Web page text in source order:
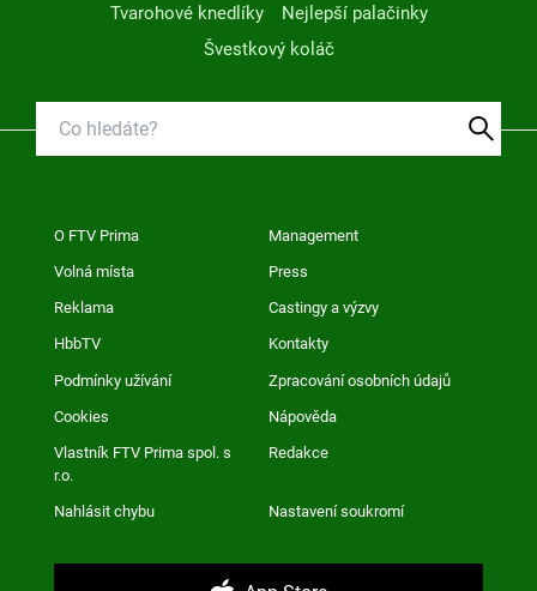
Tvarohové knedlíky
Nejlepší palačinky
Švestkový koláč
O FTV Prima Management
Volná místa Press
Reklama Castingy a výzvy
HbbTV Kontakty
Podmínky užívání Zpracování osobních údajů
Cookies Nápověda
Vlastník FTV Prima spol. s
r.o.
Redakce
Nahlásit chybu Nastavení soukromí